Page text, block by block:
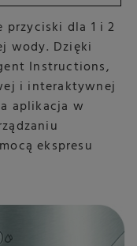
przyciski dla 1 i 2
wody. Dzięki
Instructions,
i interaktywnej
aplikacja w
ekspresu